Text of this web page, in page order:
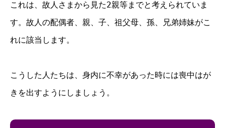
これは、故人さまから見た2親等までと考えられていま
す。故人の配偶者、親、子、祖父母、孫、兄弟姉妹がこ
れに該当します。
こうした人たちは、身内に不幸があった時には喪中はが
きを出すようにしましょう。